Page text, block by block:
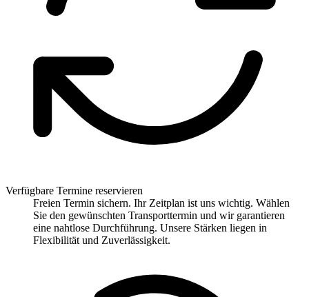
Verfügbare Termine reservieren
Freien Termin sichern. Ihr Zeitplan ist uns wichtig. Wählen
Sie den gewünschten Transporttermin und wir garantieren
eine nahtlose Durchführung. Unsere Stärken liegen in
Flexibilität und Zuverlässigkeit.